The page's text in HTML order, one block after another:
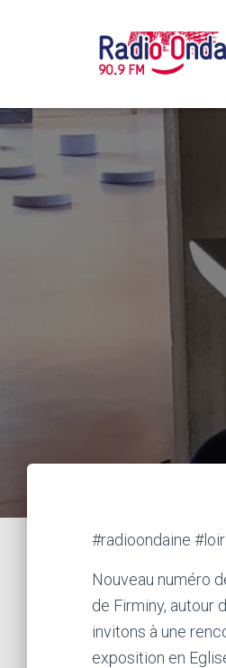
#radioondaine
Nouveau numéro
de Firminy, autour
invitons à une
exposition en